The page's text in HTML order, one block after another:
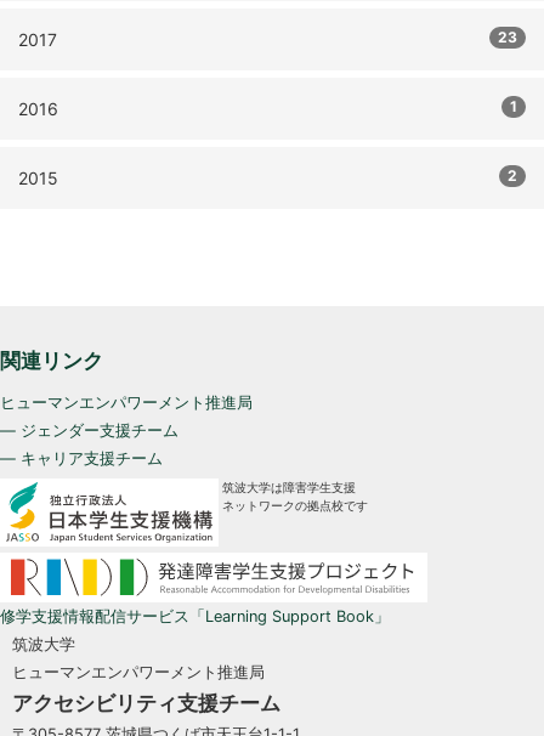
2017 23
2016 1
2015 2
関連リンク
ヒューマンエンパワーメント推進局
— ジェンダー支援チーム
— キャリア支援チーム
筑波大学は障害学生支援
ネットワークの拠点校です
修学支援情報配信サービス「Learning Support Book」
筑波大学
ヒューマンエンパワーメント推進局
アクセシビリティ支援チーム